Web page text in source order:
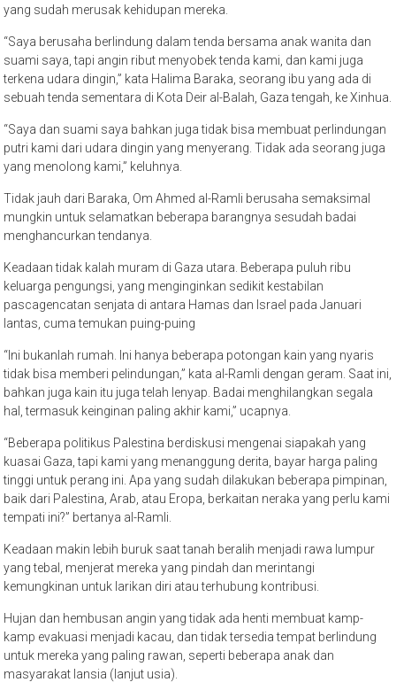
yang sudah merusak kehidupan mereka.
“Saya berusaha berlindung dalam tenda bersama anak wanita dan
suami saya, tapi angin ribut menyobek tenda kami, dan kami juga
terkena udara dingin,” kata Halima Baraka, seorang ibu yang ada di
sebuah tenda sementara di Kota Deir al-Balah, Gaza tengah, ke Xinhua.
“Saya dan suami saya bahkan juga tidak bisa membuat perlindungan
putri kami dari udara dingin yang menyerang. Tidak ada seorang juga
yang menolong kami,” keluhnya.
Tidak jauh dari Baraka, Om Ahmed al-Ramli berusaha semaksimal
mungkin untuk selamatkan beberapa barangnya sesudah badai
menghancurkan tendanya.
Keadaan tidak kalah muram di Gaza utara. Beberapa puluh ribu
keluarga pengungsi, yang menginginkan sedikit kestabilan
pascagencatan senjata di antara Hamas dan Israel pada Januari
lantas, cuma temukan puing-puing
“Ini bukanlah rumah. Ini hanya beberapa potongan kain yang nyaris
tidak bisa memberi pelindungan,” kata al-Ramli dengan geram. Saat ini,
bahkan juga kain itu juga telah lenyap. Badai menghilangkan segala
hal, termasuk keinginan paling akhir kami,” ucapnya.
“Beberapa politikus Palestina berdiskusi mengenai siapakah yang
kuasai Gaza, tapi kami yang menanggung derita, bayar harga paling
tinggi untuk perang ini. Apa yang sudah dilakukan beberapa pimpinan,
baik dari Palestina, Arab, atau Eropa, berkaitan neraka yang perlu kami
tempati ini?” bertanya al-Ramli.
Keadaan makin lebih buruk saat tanah beralih menjadi rawa lumpur
yang tebal, menjerat mereka yang pindah dan merintangi
kemungkinan untuk larikan diri atau terhubung kontribusi.
Hujan dan hembusan angin yang tidak ada henti membuat kamp-
kamp evakuasi menjadi kacau, dan tidak tersedia tempat berlindung
untuk mereka yang paling rawan, seperti beberapa anak dan
masyarakat lansia (lanjut usia).